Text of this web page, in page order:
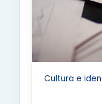
Cultura e